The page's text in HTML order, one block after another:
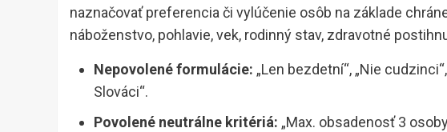
naznačovať preferencia či vylúčenie osôb na základe
náboženstvo, pohlavie, vek, rodinný stav, zdravotné
Nepovolené formulácie: „Len bezdetní“, „Nie
Slováci“.
Povolené neutrálne kritériá: „Max. obsadenosť 3